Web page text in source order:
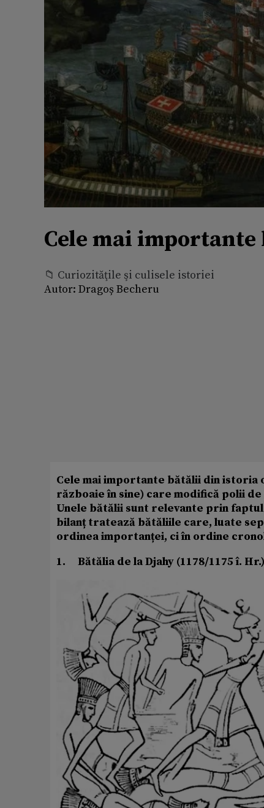
Cele mai
📁 Curiozităţile şi culisele istoriei
Autor: Dragoș Becheru
Cele mai importante bătălii din istoria
războaie în sine) care modifică polii
Unele bătălii sunt relevante prin
bilanț tratează bătăliile care, luate
ordinea importanței, ci în ordine
1. Bătălia de la Djahy (1178/1175 î. Hr.)